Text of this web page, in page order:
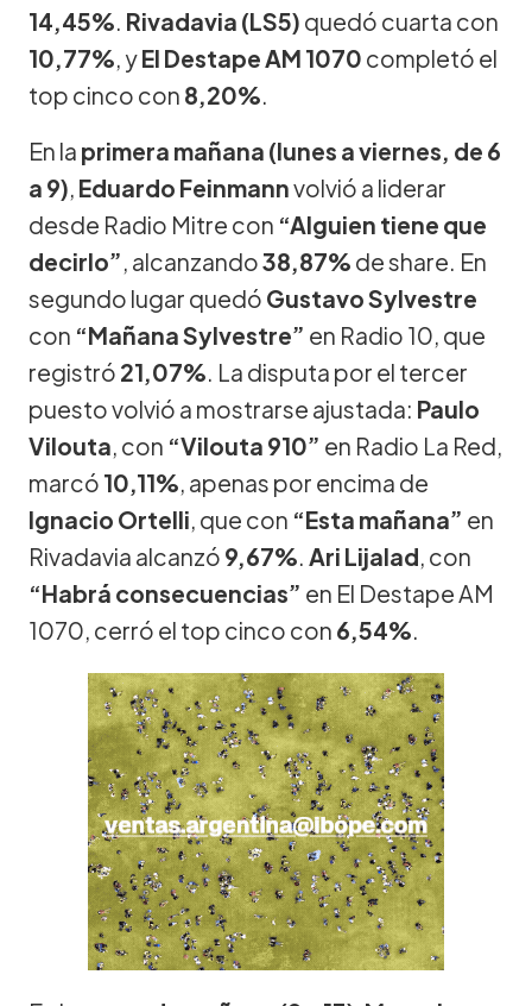
14,45%. Rivadavia (LS5) quedó cuarta con
10,77%, yEl Destape AM 1070 completó el
top cinco con 8,20%.
En la primera mañana (lunes a viernes, de 6
a 9), Eduardo Feinmannvolvió a liderar
desde Radio Mitre con “Alguien tiene que
decirlo”, alcanzando38,87% de share. En
segundo lugar quedó Gustavo Sylvestre
con “Mañana Sylvestre” en Radio 10, que
registró 21,07%. La disputa por el tercer
puesto volvió a mostrarse ajustada: Paulo
Vilouta, con “Vilouta 910” en Radio La Red,
marcó 10,11%, apenas por encima de
Ignacio Ortelli, que con “Esta mañana” en
Rivadavia alcanzó 9,67%. Ari Lijalad, con
“Habrá consecuencias” en El Destape AM
1070, cerró el top cinco con 6,54%.